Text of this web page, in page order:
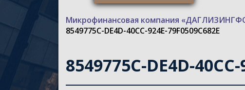
Микрофинансовая компания
8549775C-DE4D-40CC-924E-79F0509C682E
8549775C-DE4D-